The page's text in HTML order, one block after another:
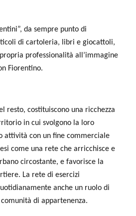
da sempre punto di
di cartoleria, libri e giocattoli,
professionalità all’immagine
Fiorentino.
resto, costituiscono una ricchezza
in cui svolgono la loro
attività con un fine commerciale
come una rete che arricchisce e
circostante, e favorisce la
La rete di esercizi
anche un ruolo di
di appartenenza.